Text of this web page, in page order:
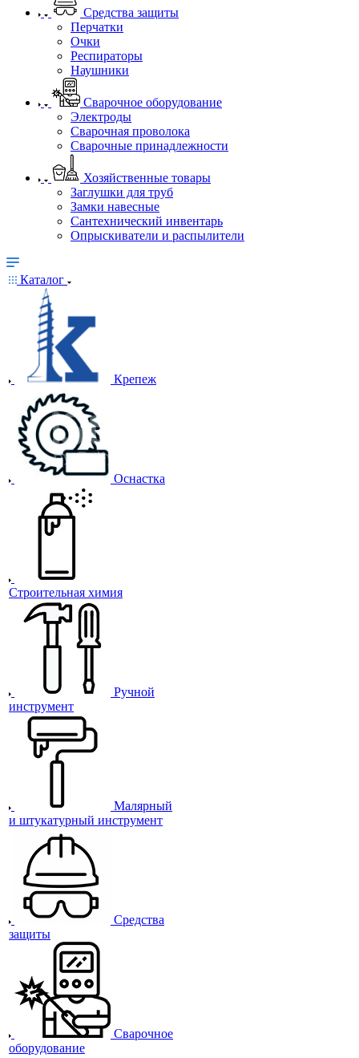
Средства защиты
Перчатки
Очки
Респираторы
Наушники
Сварочное оборудование
Электроды
Сварочная проволока
Сварочные принадлежности
Хозяйственные товары
Заглушки для труб
Замки навесные
Сантехнический инвентарь
Опрыскиватели и распылители
Каталог
Крепеж
Оснастка
Строительная химия
Ручной
инструмент
Малярный
и штукатурный инструмент
Средства
защиты
Сварочное
оборудование